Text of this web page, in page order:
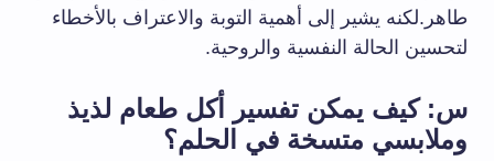
طاهر.لكنه يشير إلى أهمية التوبة والاعتراف بالأخطاء
لتحسين الحالة النفسية والروحية.
س: كيف يمكن تفسير أكل طعام لذيذ
وملابسي متسخة في الحلم؟